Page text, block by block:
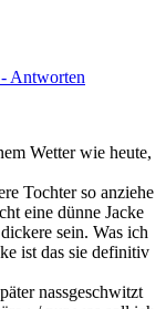
Antworten
Wetter wie heute,
Tochter so anziehe
eine dünne Jacke
sein. Was ich
ist das sie definitiv
nassgeschwitzt